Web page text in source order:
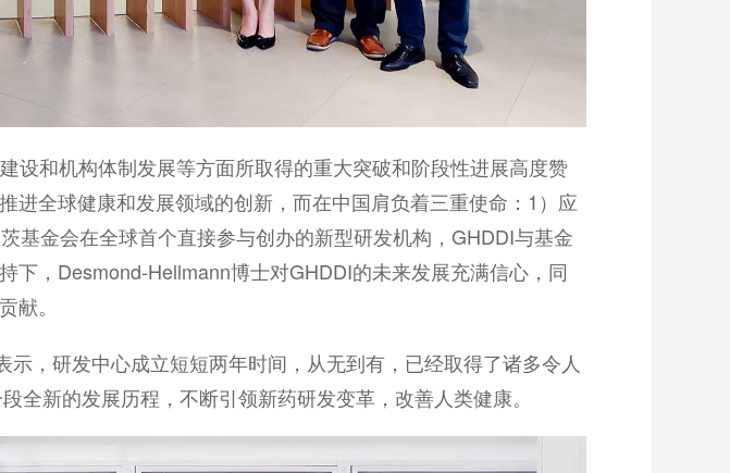
设和机构体制发展等方面所取得的重大突破和阶段性进展高度赞
全球健康和发展领域的创新，而在中国肩负着三重使命：1）应
基金会在全球首个直接参与创办的新型研发机构，GHDDI与基金
，Desmond-Hellmann博士对GHDDI的未来发展充满信心，同
献。
，研发中心成立短短两年时间，从无到有，已经取得了诸多令人
新的发展历程，不断引领新药研发变革，改善人类健康。